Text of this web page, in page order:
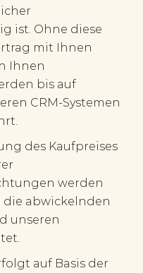
ist. Ohne diese
mit Ihnen
Ihnen
bis auf
CRM-Systemen
des Kaufpreises
werden
abwickelnden
unseren
auf Basis der